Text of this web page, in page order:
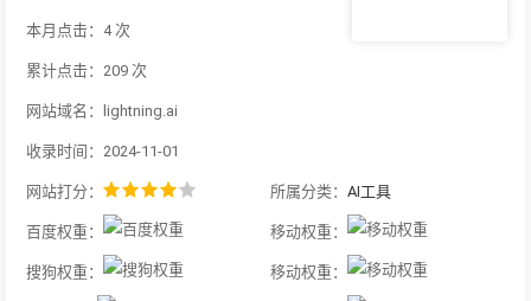
本月点击：4 次
累计点击：209 次
网站域名：lightning.ai
收录时间：2024-11-01
网站打分： 所属分类： AI工具
百度权重： 移动权重：
搜狗权重： 移动权重：